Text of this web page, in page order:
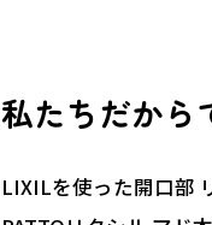
私たちだから
LIXILを使った開口部